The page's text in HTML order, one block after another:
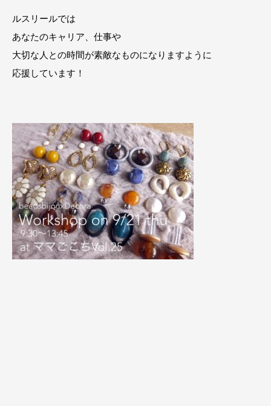
ルスリールでは
あなたのキャリア、仕事や
大切な人との時間が素敵なものになりますように
応援しています！